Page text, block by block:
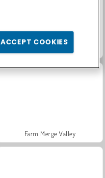
Farm Merge Valley
ACCEPT COOKIES